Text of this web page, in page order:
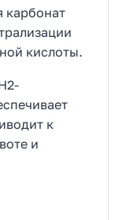
карбонат
кислоты.
к
и